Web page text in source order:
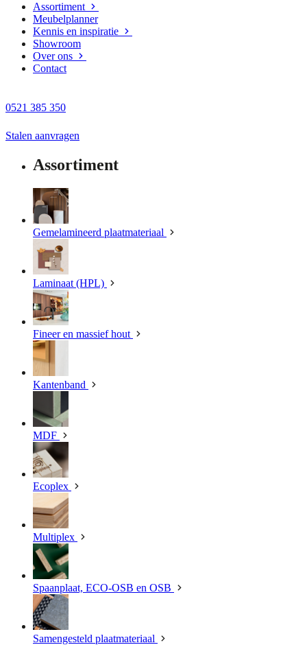
Assortiment
Meubelplanner
Kennis en inspiratie
Showroom
Over ons
Contact
0521 385 350
Stalen aanvragen
Assortiment
Gemelamineerd plaatmateriaal
Laminaat (HPL)
Fineer en massief hout
Kantenband
MDF
Ecoplex
Multiplex
Spaanplaat, ECO-OSB en OSB
Samengesteld plaatmateriaal